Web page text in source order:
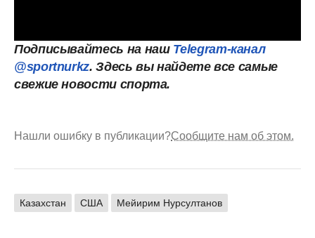
Подписывайтесь на наш Telegram-канал
@sportnurkz. Здесь вы найдете все самые
свежие новости спорта.
Нашли ошибку в публикации?Сообщите нам об этом.
Казахстан США Мейирим Нурсултанов